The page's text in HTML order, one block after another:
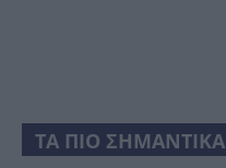
ΤΑ ΠΙΟ ΣΗΜΑΝΤΙΚΑ